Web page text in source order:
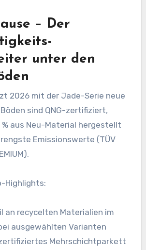
– Der
unter den
2026 mit der Jade-Serie neue
sind QNG-zertifiziert,
aus Neu-Material hergestellt
Emissionswerte (TÜV
Highlights:
an recycelten Materialien im
ausgewählten Varianten
zertifiziertes Mehrschichtparkett